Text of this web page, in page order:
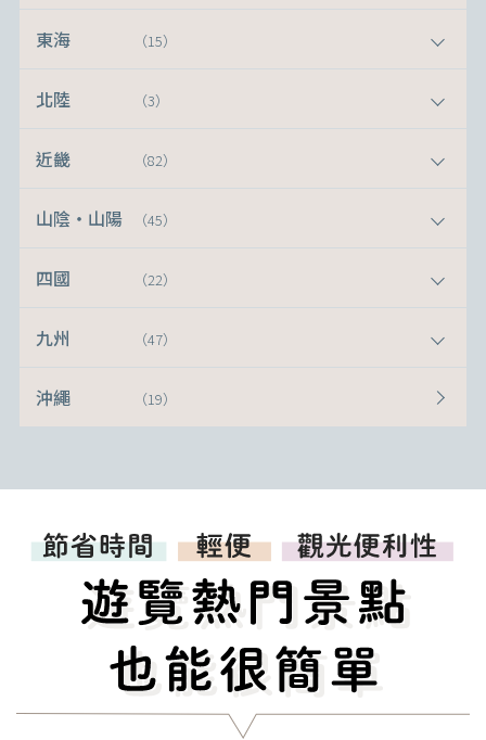
東海 （15）
北陸 （3）
近畿 （82）
山陰・山陽 （45）
四國 （22）
九州 （47）
沖繩 （19）